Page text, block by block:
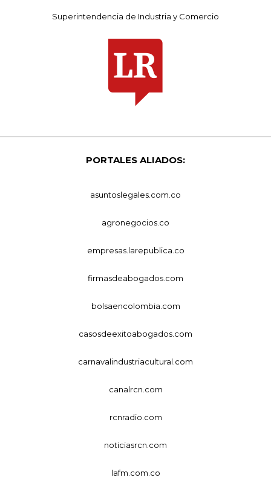
Superintendencia de Industria y Comercio
PORTALES ALIADOS:
asuntoslegales.com.co
agronegocios.co
empresas.larepublica.co
firmasdeabogados.com
bolsaencolombia.com
casosdeexitoabogados.com
carnavalindustriacultural.com
canalrcn.com
rcnradio.com
noticiasrcn.com
lafm.com.co